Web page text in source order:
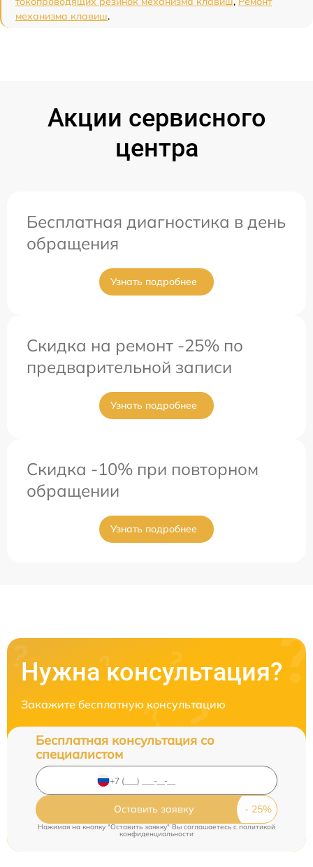
механизма клавиш.
Акции сервисного
центра
Бесплатная диагностика в день
обращения
Узнать подробнее
Скидка на ремонт -25% по
предварительной записи
Узнать подробнее
Скидка -10% при повторном
обращении
Узнать подробнее
Нужна консультация?
Закажите бесплатную консультацию
Бесплатная консультация со
специалистом
Оставить заявку
Нажимая на кнопку "Оставить заявку" Вы соглашаетесь c политикой
конфиденциальности